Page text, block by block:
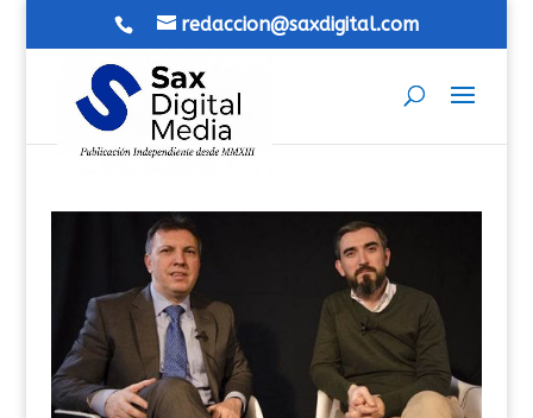
redaccion@saxdigital.com